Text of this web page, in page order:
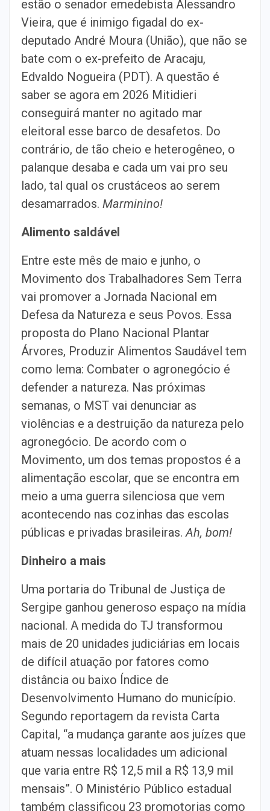
estão o senador emedebista Alessandro
Vieira, que é inimigo figadal do ex-
deputado André Moura (União), que não se
bate com o ex-prefeito de Aracaju,
Edvaldo Nogueira (PDT). A questão é
saber se agora em 2026 Mitidieri
conseguirá manter no agitado mar
eleitoral esse barco de desafetos. Do
contrário, de tão cheio e heterogêneo, o
palanque desaba e cada um vai pro seu
lado, tal qual os crustáceos ao serem
desamarrados. Marminino!
Alimento saldável
Entre este mês de maio e junho, o
Movimento dos Trabalhadores Sem Terra
vai promover a Jornada Nacional em
Defesa da Natureza e seus Povos. Essa
proposta do Plano Nacional Plantar
Árvores, Produzir Alimentos Saudável tem
como lema: Combater o agronegócio é
defender a natureza. Nas próximas
semanas, o MST vai denunciar as
violências e a destruição da natureza pelo
agronegócio. De acordo com o
Movimento, um dos temas propostos é a
alimentação escolar, que se encontra em
meio a uma guerra silenciosa que vem
acontecendo nas cozinhas das escolas
públicas e privadas brasileiras.Ah, bom!
Dinheiro a mais
Uma portaria do Tribunal de Justiça de
Sergipe ganhou generoso espaço na mídia
nacional. A medida do TJ transformou
mais de 20 unidades judiciárias em locais
de difícil atuação por fatores como
distância ou baixo Índice de
Desenvolvimento Humano do município.
Segundo reportagem da revista Carta
Capital, “a mudança garante aos juízes que
atuam nessas localidades um adicional
que varia entre R$ 12,5 mil a R$ 13,9 mil
mensais”. O Ministério Público estadual
também classificou 23 promotorias como